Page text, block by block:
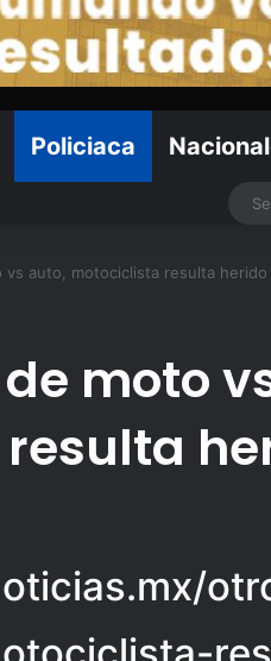
Policiaca
vs auto, motociclista resulta herido
moto